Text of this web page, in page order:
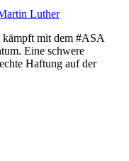
Luther
mit dem #ASA
Eine schwere
Haftung auf der